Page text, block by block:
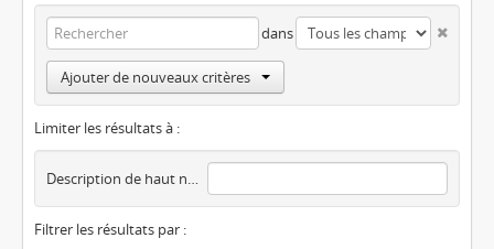
dans
Ajouter de nouveaux critères
Limiter les résultats à :
Description de haut niveau
Filtrer les résultats par :